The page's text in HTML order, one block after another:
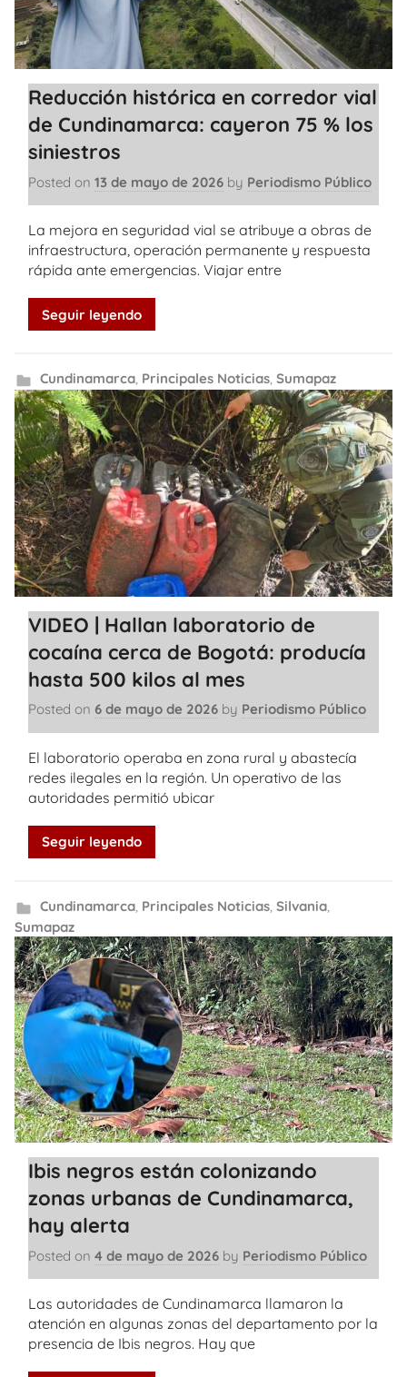
Reducción histórica en corredor vial
de Cundinamarca: cayeron 75 % los
siniestros
Posted on 13 de mayo de 2026 by Periodismo Público
La mejora en seguridad vial se atribuye a obras de
infraestructura, operación permanente y respuesta
rápida ante emergencias. Viajar entre
Seguir leyendo
Cundinamarca, Principales Noticias, Sumapaz
VIDEO | Hallan laboratorio de
cocaína cerca de Bogotá: producía
hasta 500 kilos al mes
Posted on 6 de mayo de 2026 by Periodismo Público
El laboratorio operaba en zona rural y abastecía
redes ilegales en la región. Un operativo de las
autoridades permitió ubicar
Seguir leyendo
Cundinamarca, Principales Noticias, Silvania,
Sumapaz
Ibis negros están colonizando
zonas urbanas de Cundinamarca,
hay alerta
Posted on 4 de mayo de 2026 by Periodismo Público
Las autoridades de Cundinamarca llamaron la
atención en algunas zonas del departamento por la
presencia de Ibis negros. Hay que